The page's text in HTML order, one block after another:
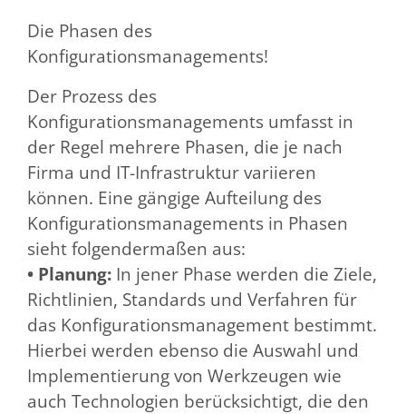
Die Phasen des
Konfigurationsmanagements!
Der Prozess des
Konfigurationsmanagements umfasst in
der Regel mehrere Phasen, die je nach
Firma und IT-Infrastruktur variieren
können. Eine gängige Aufteilung des
Konfigurationsmanagements in Phasen
sieht folgendermaßen aus:
• Planung: In jener Phase werden die Ziele,
Richtlinien, Standards und Verfahren für
das Konfigurationsmanagement bestimmt.
Hierbei werden ebenso die Auswahl und
Implementierung von Werkzeugen wie
auch Technologien berücksichtigt, die den